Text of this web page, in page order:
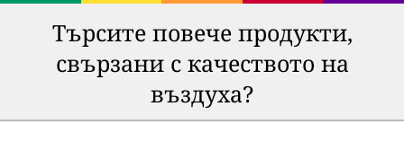
Търсите повече продукти,
свързани с качеството на
въздуха?